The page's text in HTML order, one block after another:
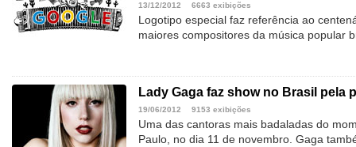
13/12/2012 6663 exibições
Logotipo especial faz referência ao
maiores compositores da música popular
Lady Gaga faz show no Brasil pela
19/06/2012 9153 exibições
Uma das cantoras mais badaladas do
Paulo, no dia 11 de novembro. Gaga